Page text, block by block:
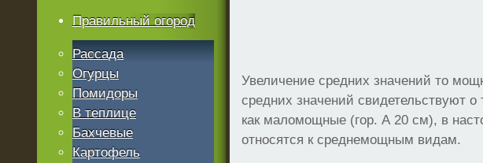
Увеличение средних значений то
средних значений свидетельствуют
как маломощные (гор. А 20 см), в
относятся к среднемощным видам.
Правильный огород
Рассада
Огурцы
Помидоры
В теплице
Бахчевые
Картофель